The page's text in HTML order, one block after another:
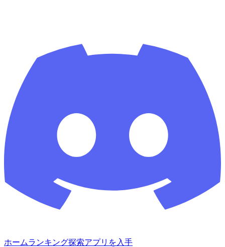
ホームランキング探索アプリを入手